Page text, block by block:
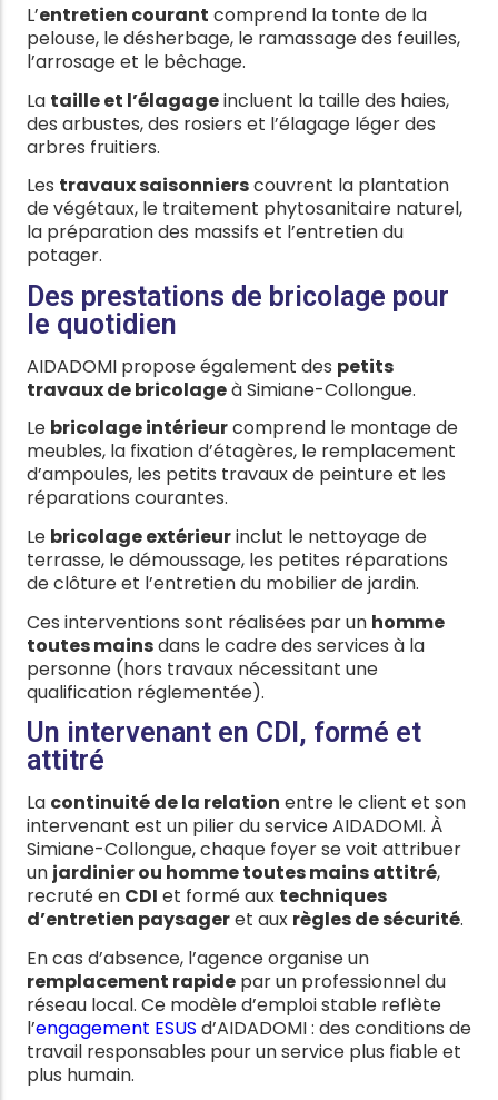
L’entretien courant comprend la tonte de la
pelouse, le désherbage, le ramassage des feuilles,
l’arrosage et le bêchage.
La taille et l’élagageincluent la taille des haies,
des arbustes, des rosiers et l’élagage léger des
arbres fruitiers.
Les travaux saisonnierscouvrent la plantation
de végétaux, le traitement phytosanitaire naturel,
la préparation des massifs et l’entretien du
potager.
Des prestations de bricolage pour
le quotidien
AIDADOMI propose également des petits
travaux de bricolageà Simiane-Collongue.
Le bricolage intérieurcomprend le montage de
meubles, la fixation d’étagères, le remplacement
d’ampoules, les petits travaux de peinture et les
réparations courantes.
Le bricolage extérieurinclut le nettoyage de
terrasse, le démoussage, les petites réparations
de clôture et l’entretien du mobilier de jardin.
Ces interventions sont réalisées par un homme
toutes mainsdans le cadre des services à la
personne (hors travaux nécessitant une
qualification réglementée).
Un intervenant en CDI, formé et
attitré
La continuité de la relation entre le client et son
intervenant est un pilier du service AIDADOMI. À
Simiane-Collongue, chaque foyer se voit attribuer
un jardinier ou homme toutes mains attitré,
recruté en CDI et formé aux techniques
d’entretien paysageret aux règles de sécurité.
En cas d’absence, l’agence organise un
remplacement rapide par un professionnel du
réseau local. Ce modèle d’emploi stable reflète
l’engagement ESUS d’AIDADOMI : des conditions de
travail responsables pour un service plus fiable et
plus humain.